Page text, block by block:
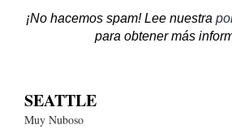
¡No hacemos spam! Lee nuestra
para obtener más
SEATTLE
Muy Nuboso